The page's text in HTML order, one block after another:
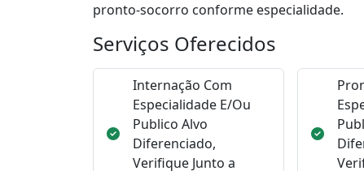
pronto-socorro conforme especialidade.
Serviços Oferecidos
Internação Com
Especialidade E/Ou
Publico Alvo
Diferenciado,
Verifique Junto a